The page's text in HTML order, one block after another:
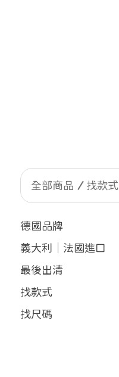
全部商品 找款式
德國品牌
義大利｜法國進口
最後出清
找款式
找尺碼